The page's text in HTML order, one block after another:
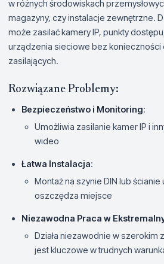
w różnych środowiskach
magazyny, czy instalacje zewnętrzne.
może zasilać kamery IP, punkty
urządzenia sieciowe bez konieczności
zasilających.
Rozwiązane Problemy:
Bezpieczeństwo i Monitoring:
Umożliwia zasilanie kamer IP i
wideo
Łatwa Instalacja:
Montaż na szynie DIN lub ścianie
oszczędza miejsce
Niezawodna Praca w
Działa niezawodnie w szerokim
jest kluczowe w trudnych